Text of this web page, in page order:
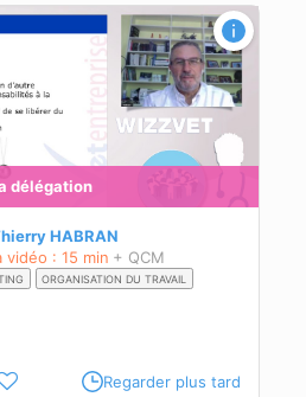
délégation
HABRAN
vidéo : 15 min + QCM
ORGANISATION DU TRAVAIL
Regarder plus tard